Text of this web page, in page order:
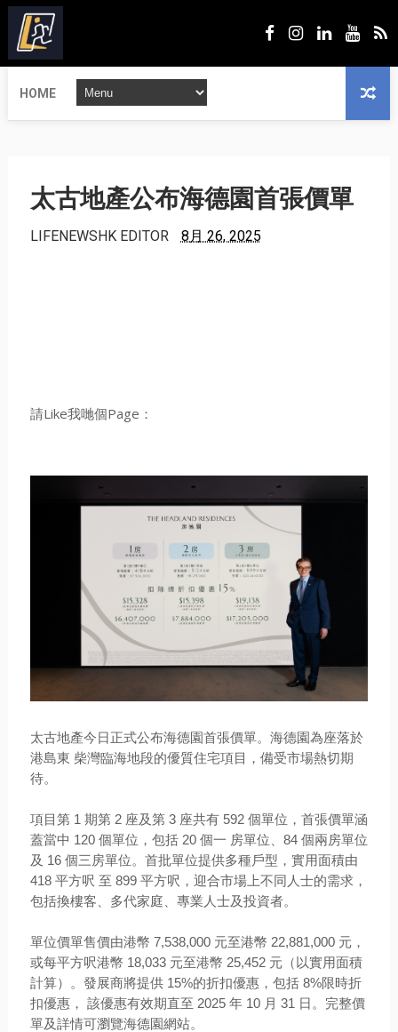
HOME
太古地產公布海德園首張價單
LIFENEWSHK EDITOR 8月 26, 2025
請Like我哋個Page：
太古地產今日正式公布海德園首張價單。海德園為座落於
港島東 柴灣臨海地段的優質住宅項目，備受市場熱切期
待。
項目第 1 期第 2 座及第 3 座共有 592 個單位，首張價單涵
蓋當中 120 個單位 ，包括 20 個一 房單位、84 個兩房單位
及 16 個三房單位。首批單位提供多種戶型，實用面積由
418 平方呎 至 899 平方呎 ，迎合市場上不同人士的需求，
包括換樓客、多代家庭、專業人士及投資者。
單位價單售價由港幣 7,538,000 元至港幣 22,881,000 元 ，
或每平方呎港幣 18,033 元至港幣 25,452 元（以實用面積
計算）
。發展商將提供 15%的折扣優惠，包括 8%限時折
扣優惠， 該優惠有效期直至 2025 年 10 月 31 日 。完整價
單及詳情可瀏覽海德園網站。